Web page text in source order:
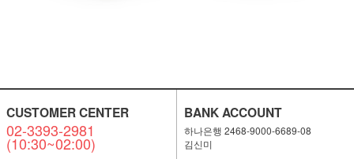
CUSTOMER CENTER
02-3393-2981
(10:30~02:00)
BANK ACCOUNT
하나은행 2468-9000-6689-08
김신미